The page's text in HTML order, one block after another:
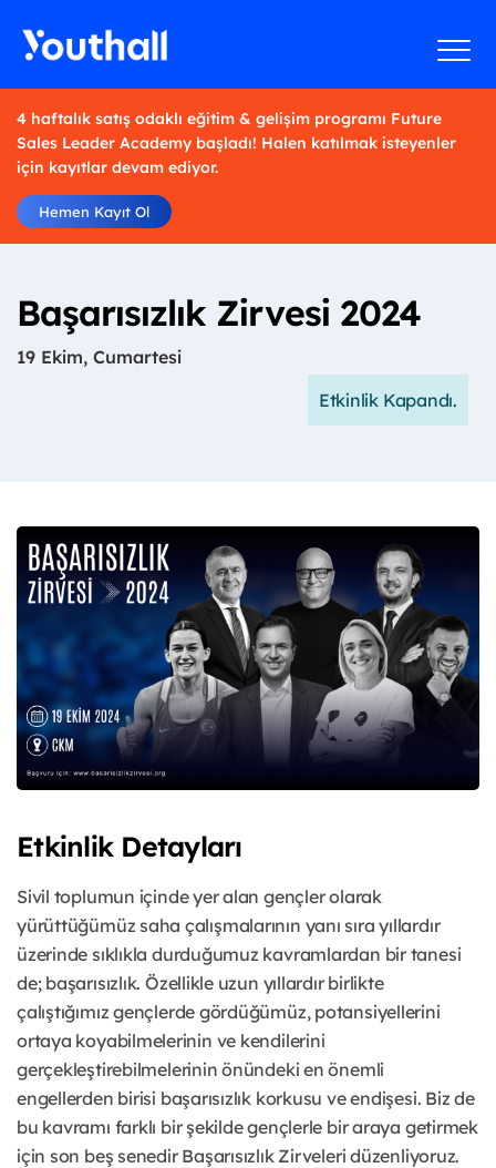
4 haftalık satış odaklı eğitim & gelişim programı Future
Sales Leader Academy başladı! Halen katılmak isteyenler
için kayıtlar devam ediyor.
Hemen Kayıt Ol
Başarısızlık Zirvesi 2024
19 Ekim, Cumartesi
Etkinlik Kapandı.
Etkinlik Detayları
Sivil toplumun içinde yer alan gençler olarak
yürüttüğümüz saha çalışmalarının yanı sıra yıllardır
üzerinde sıklıkla durduğumuz kavramlardan bir tanesi
de; başarısızlık. Özellikle uzun yıllardır birlikte
çalıştığımız gençlerde gördüğümüz, potansiyellerini
ortaya koyabilmelerinin ve kendilerini
gerçekleştirebilmelerinin önündeki en önemli
engellerden birisi başarısızlık korkusu ve endişesi. Biz de
bu kavramı farklı bir şekilde gençlerle bir araya getirmek
için son beş senedir Başarısızlık Zirveleri düzenliyoruz.